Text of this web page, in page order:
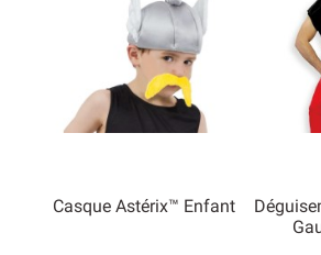
Casque Astérix™ Enfant